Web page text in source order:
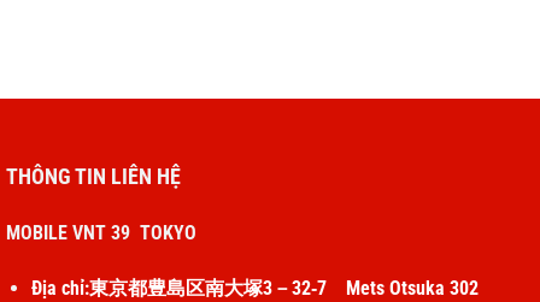
THÔNG TIN LIÊN HỆ
MOBILE VNT 39 TOKYO
Địa chỉ:東京都豊島区南大塚3－32‐7 Mets Otsuka 302